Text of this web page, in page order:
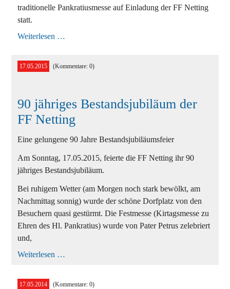
traditionelle Pankratiusmesse auf Einladung der FF Netting
statt.
Weiterlesen …
17.05.2015 (Kommentare: 0)
90 jähriges Bestandsjubiläum der
FF Netting
Eine gelungene 90 Jahre Bestandsjubiläumsfeier
Am Sonntag, 17.05.2015, feierte die FF Netting ihr 90
jähriges Bestandsjubiläum.
Bei ruhigem Wetter (am Morgen noch stark bewölkt, am
Nachmittag sonnig) wurde der schöne Dorfplatz von den
Besuchern quasi gestürmt. Die Festmesse (Kirtagsmesse zu
Ehren des Hl. Pankratius) wurde von Pater Petrus zelebriert
und,
Weiterlesen …
FF
17.05.2014 (Kommentare: 0)